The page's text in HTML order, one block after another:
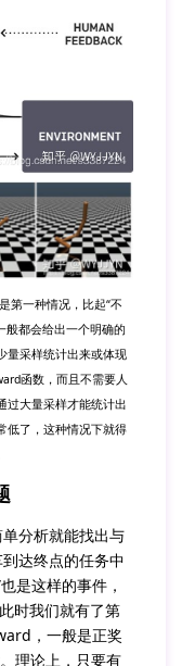
第一种情况，比起“不
般都会给出一个明确的
量采样统计出来或体现
函数，而且不需要人
过大量采样才能统计出
低了，这种情况下就得
分析就能找出与
达终点的任务中
是这样的事件，
时我们就有了第
，一般是正奖
理论上，只要有